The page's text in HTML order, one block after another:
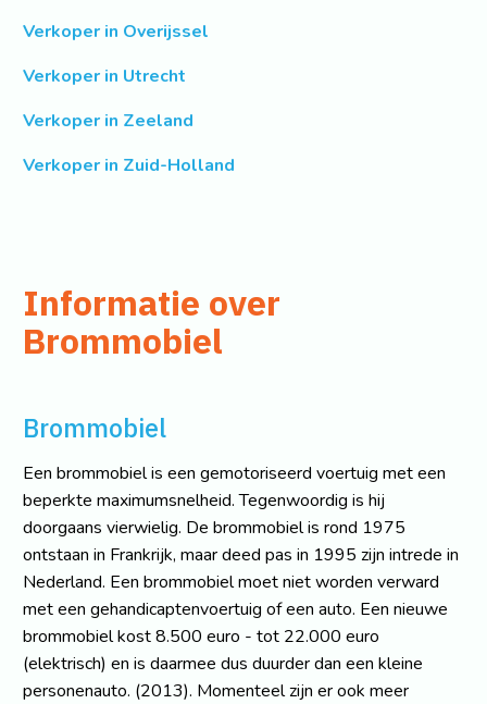
Verkoper in Overijssel
Verkoper in Utrecht
Verkoper in Zeeland
Verkoper in Zuid-Holland
Informatie over
Brommobiel
Brommobiel
Een brommobiel is een gemotoriseerd voertuig met een
beperkte maximumsnelheid. Tegenwoordig is hij
doorgaans vierwielig. De brommobiel is rond 1975
ontstaan in Frankrijk, maar deed pas in 1995 zijn intrede in
Nederland. Een brommobiel moet niet worden verward
met een gehandicaptenvoertuig of een auto. Een nieuwe
brommobiel kost 8.500 euro - tot 22.000 euro
(elektrisch) en is daarmee dus duurder dan een kleine
personenauto. (2013). Momenteel zijn er ook meer